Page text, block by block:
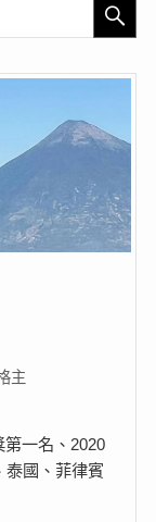
主
第一名、2020
泰國、菲律賓